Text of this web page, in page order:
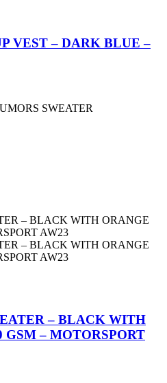
VEST – DARK BLUE –
– BLACK WITH
GSM – MOTORSPORT